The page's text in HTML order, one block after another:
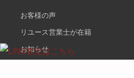
お客様の声
リユース営業士が在籍
お知らせ